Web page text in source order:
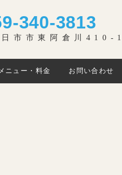
340-3813
日市市東阿倉川410-1
ニュー・料金 お問い合わせ